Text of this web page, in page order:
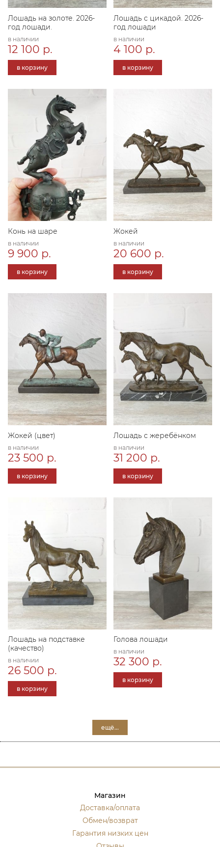
Лошадь на золоте. 2026-
год лошади.
в наличии
12 100 р.
в корзину
Лошадь с цикадой. 2026-
год лошади
в наличии
4 100 р.
в корзину
Конь на шаре
в наличии
9 900 р.
в корзину
Жокей
в наличии
20 600 р.
в корзину
Жокей (цвет)
в наличии
23 500 р.
в корзину
Лошадь с жеребёнком
в наличии
31 200 р.
в корзину
Лошадь на подставке
(качество)
в наличии
26 500 р.
в корзину
Голова лошади
в наличии
32 300 р.
в корзину
ещё...
Магазин
Доставка/оплата
Обмен/возврат
Гарантия низких цен